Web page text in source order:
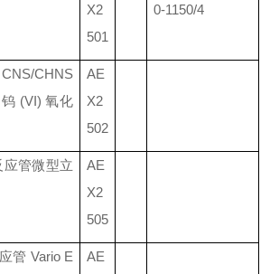
X2
501
0-1150/4
CNS/CHNS
(VI)氧化
AE
X2
502
应管微型立
AE
X2
505
管 Vario E
AE